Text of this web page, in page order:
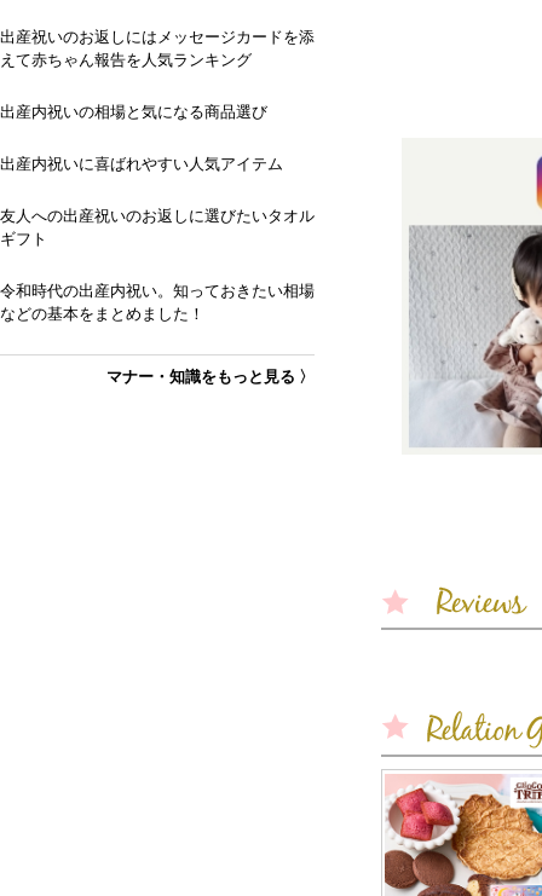
出産祝いのお返しにはメッセージカードを添
えて赤ちゃん報告を人気ランキング
出産内祝いの相場と気になる商品選び
出産内祝いに喜ばれやすい人気アイテム
友人への出産祝いのお返しに選びたいタオル
ギフト
令和時代の出産内祝い。知っておきたい相場
などの基本をまとめました！
マナー・知識をもっと見る 〉